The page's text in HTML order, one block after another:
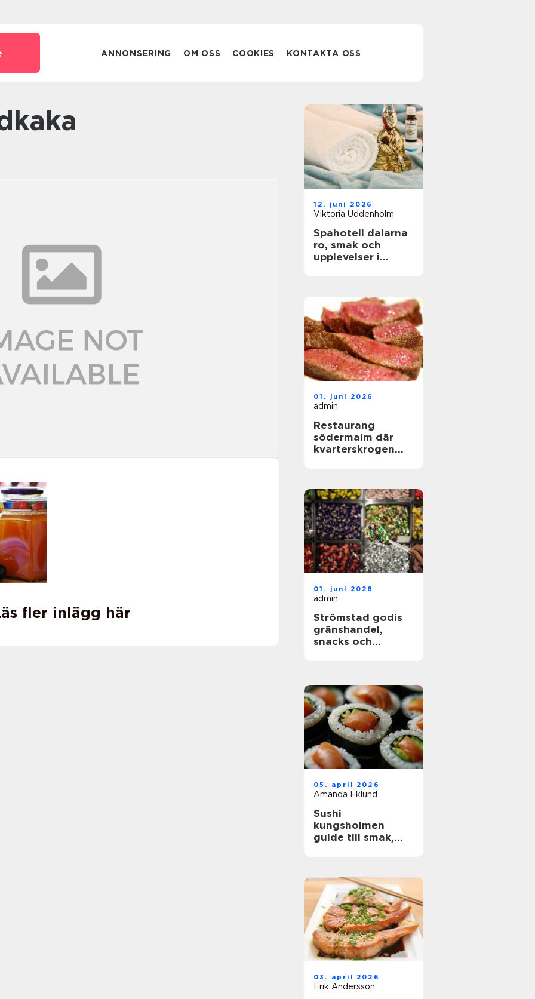
ANNONSERING OM OSS COOKIES KONTAKTA OSS
fler inlägg här
12. juni 2026
Viktoria Uddenholm
Spahotell dalarna
ro, smak och
upplevelser i
01. juni 2026
admin
Restaurang
södermalm där
kvarterskrogen
01. juni 2026
admin
Strömstad godis
gränshandel,
snacks och
05. april 2026
Amanda Eklund
Sushi
kungsholmen
guide till smak,
03. april 2026
Erik Andersson